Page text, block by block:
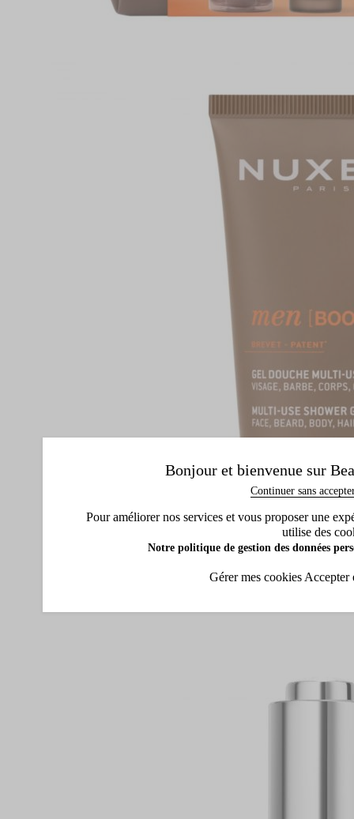
Bonjour et bienvenue sur
Continuer sans
Pour améliorer nos services et vous proposer une
utilise des
Notre politique de gestion des données
Gérer mes cookies Accepter